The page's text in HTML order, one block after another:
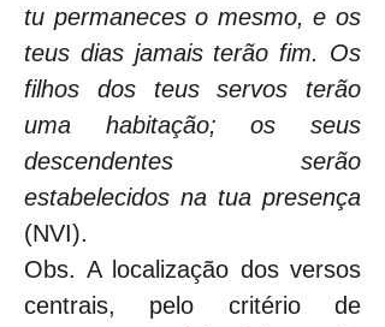
tu permaneces o mesmo, e os
teus dias jamais terão fim. Os
filhos dos teus servos terão
uma habitação; os seus
descendentes serão
estabelecidos na tua presença
(NVI).
Obs. A localização dos versos
centrais, pelo critério de